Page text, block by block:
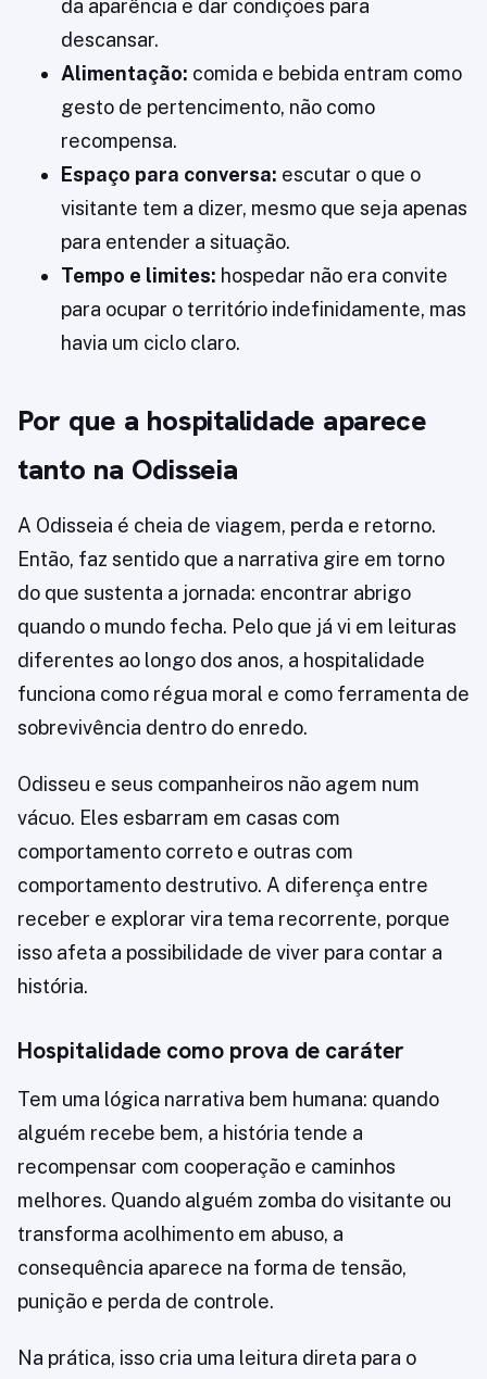
da aparência e dar condições para
descansar.
Alimentação: comida e bebida entram como
gesto de pertencimento, não como
recompensa.
Espaço para conversa: escutar o que o
visitante tem a dizer, mesmo que seja apenas
para entender a situação.
Tempo e limites: hospedar não era convite
para ocupar o território indefinidamente, mas
havia um ciclo claro.
Por que a hospitalidade aparece
tanto na Odisseia
A Odisseia é cheia de viagem, perda e retorno.
Então, faz sentido que a narrativa gire em torno
do que sustenta a jornada: encontrar abrigo
quando o mundo fecha. Pelo que já vi em leituras
diferentes ao longo dos anos, a hospitalidade
funciona como régua moral e como ferramenta de
sobrevivência dentro do enredo.
Odisseu e seus companheiros não agem num
vácuo. Eles esbarram em casas com
comportamento correto e outras com
comportamento destrutivo. A diferença entre
receber e explorar vira tema recorrente, porque
isso afeta a possibilidade de viver para contar a
história.
Hospitalidade como prova de caráter
Tem uma lógica narrativa bem humana: quando
alguém recebe bem, a história tende a
recompensar com cooperação e caminhos
melhores. Quando alguém zomba do visitante ou
transforma acolhimento em abuso, a
consequência aparece na forma de tensão,
punição e perda de controle.
Na prática, isso cria uma leitura direta para o